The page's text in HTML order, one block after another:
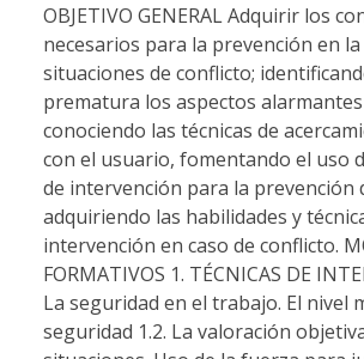
OBJETIVO GENERAL Adquirir los
necesarios para la prevención en
situaciones de conflicto;
prematura los aspectos
conociendo las técnicas de
con el usuario, fomentando el uso
de intervención para la prevención
adquiriendo las habilidades y
intervención en caso de conflicto.
FORMATIVOS 1. TÉCNICAS DE
La seguridad en el trabajo. El nivel
seguridad 1.2. La valoración